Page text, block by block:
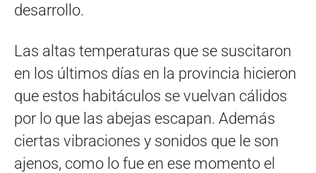
desarrollo.
Las altas temperaturas que se suscitaron
en los últimos días en la provincia hicieron
que estos habitáculos se vuelvan cálidos
por lo que las abejas escapan. Además
ciertas vibraciones y sonidos que le son
ajenos, como lo fue en ese momento el